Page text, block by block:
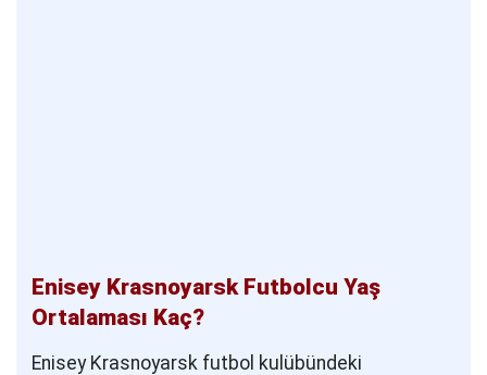
Enisey Krasnoyarsk Futbolcu Yaş
Ortalaması Kaç?
Enisey Krasnoyarsk futbol kulübündeki